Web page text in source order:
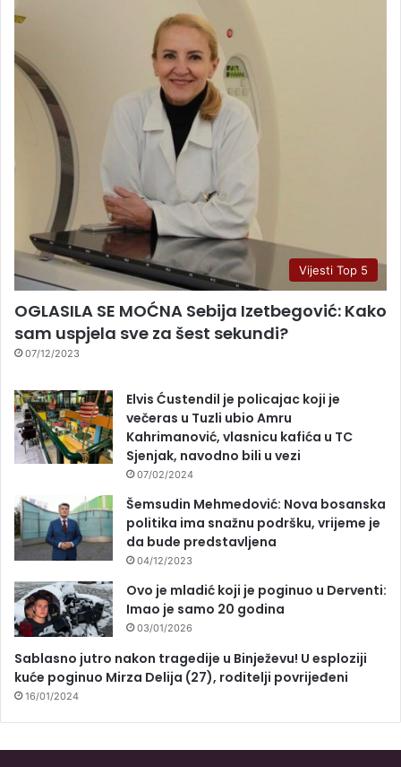
Vijesti Top 5
OGLASILA SE MOĆNA Sebija Izetbegović: Kako
sam uspjela sve za šest sekundi?
07/12/2023
Elvis Ćustendil je policajac koji je
večeras u Tuzli ubio Amru
Kahrimanović, vlasnicu kafića u TC
Sjenjak, navodno bili u vezi
07/02/2024
Šemsudin Mehmedović: Nova bosanska
politika ima snažnu podršku, vrijeme je
da bude predstavljena
04/12/2023
Ovo je mladić koji je poginuo u Derventi:
Imao je samo 20 godina
03/01/2026
Sablasno jutro nakon tragedije u Binježevu! U esploziji
kuće poginuo Mirza Delija (27), roditelji povrijeđeni
16/01/2024